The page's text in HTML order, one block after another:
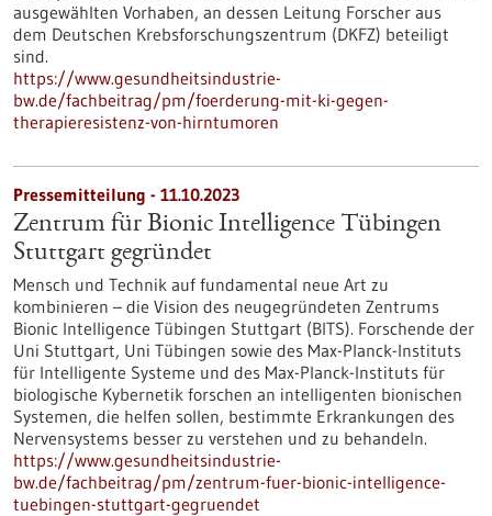
ausgewählten Vorhaben, an dessen Leitung Forscher aus
dem Deutschen Krebsforschungszentrum (DKFZ) beteiligt
sind.
https://www.gesundheitsindustrie-
bw.de/fachbeitrag/pm/foerderung-mit-ki-gegen-
therapieresistenz-von-hirntumoren
Pressemitteilung - 11.10.2023
Zentrum für Bionic Intelligence Tübingen
Stuttgart gegründet
Mensch und Technik auf fundamental neue Art zu
kombinieren – die Vision des neugegründeten Zentrums
Bionic Intelligence Tübingen Stuttgart (BITS). Forschende der
Uni Stuttgart, Uni Tübingen sowie des Max-Planck-Instituts
für Intelligente Systeme und des Max-Planck-Instituts für
biologische Kybernetik forschen an intelligenten bionischen
Systemen, die helfen sollen, bestimmte Erkrankungen des
Nervensystems besser zu verstehen und zu behandeln.
https://www.gesundheitsindustrie-
bw.de/fachbeitrag/pm/zentrum-fuer-bionic-intelligence-
tuebingen-stuttgart-gegruendet